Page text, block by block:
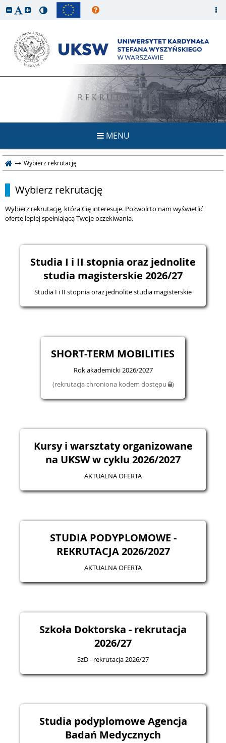
REKRUTACJA
MENU
Wybierz rekrutację
Wybierz rekrutację
Wybierz rekrutację, która Cię interesuje. Pozwoli to nam wyświetlić
ofertę lepiej spełniającą Twoje oczekiwania.
Studia I i II stopnia oraz jednolite
studia magisterskie 2026/27
Studia I i II stopnia oraz jednolite studia magisterskie
SHORT-TERM MOBILITIES
Rok akademicki 2026/2027
(rekrutacja chroniona kodem dostępu
)
Kursy i warsztaty organizowane
na UKSW w cyklu 2026/2027
AKTUALNA OFERTA
STUDIA PODYPLOMOWE -
REKRUTACJA 2026/2027
AKTUALNA OFERTA
Szkoła Doktorska - rekrutacja
2026/27
SzD - rekrutacja 2026/27
Studia podyplomowe Agencja
Badań Medycznych